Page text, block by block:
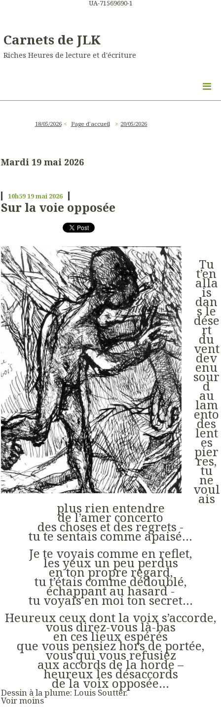
UA-71569690-1
Carnets de JLK
Riches Heures de lecture et d'écriture
18/05/2026 Page d'accueil 20/05/2026
Mardi 19 mai 2026
10h5919mai 2026
Sur la voie opposée
Tu
t’en
alla
is
dan
s le
dése
rt
du
vent
dev
enu
sour
d
au
lam
ento
des
lent
es
pier
res,
tu
ne
voul
ais
plus rien entendre
de l’amer concerto
des choses et des regrets -
tu te sentais comme apaisé…
Je te voyais comme en reflet,
les yeux un peu perdus
en ton propre regard,
tu t’étais comme dédoublé,
échappant au hasard -
tu voyais en moi ton secret…
Heureux ceux dont la voix s’accorde,
vous direz-vous là-bas
en ces lieux espérés
que vous pensiez hors de portée,
vous qui vous refusiez
aux accords de la horde –
heureux les désaccords
de la voix opposée…
Dessin à la plume: Louis Soutter.
Voir moins